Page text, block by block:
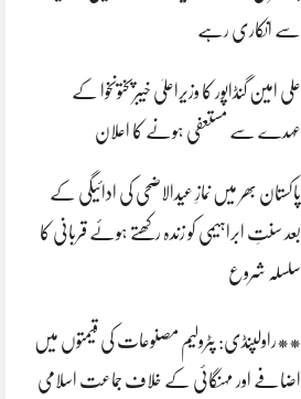
سے انکاری رہے
علی امین گنڈاپور کا وزیراعلیٰ خیبرپختونخوا کے
عہدے سے مستعفی ہونے کا اعلان
پاکستان بھر میں نمازِ عیدالاضحی کی ادائیگی کے
بعد سنتِ ابراہیمی کو زندہ رکھتے ہوئے قربانی کا
سلسلہ شروع
**راولپنڈی: پٹرولیم مصنوعات کی قیمتوں میں
اضافے اور مہنگائی کے خلاف جماعت اسلامی